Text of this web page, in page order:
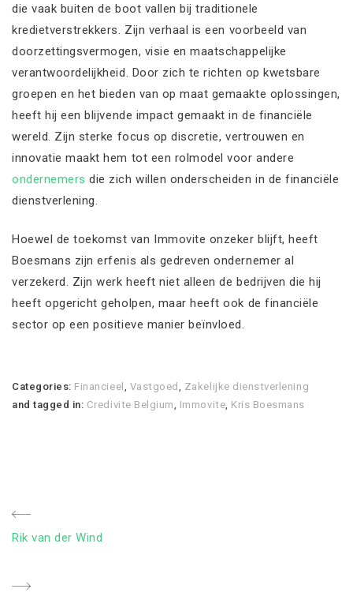
die vaak buiten de boot vallen bij traditionele
kredietverstrekkers. Zijn verhaal is een voorbeeld van
doorzettingsvermogen, visie en maatschappelijke
verantwoordelijkheid. Door zich te richten op kwetsbare
groepen en het bieden van op maat gemaakte oplossingen,
heeft hij een blijvende impact gemaakt in de financiële
wereld. Zijn sterke focus op discretie, vertrouwen en
innovatie maakt hem tot een rolmodel voor andere
ondernemers die zich willen onderscheiden in de financiële
dienstverlening.
Hoewel de toekomst van Immovite onzeker blijft, heeft
Boesmans zijn erfenis als gedreven ondernemer al
verzekerd. Zijn werk heeft niet alleen de bedrijven die hij
heeft opgericht geholpen, maar heeft ook de financiële
sector op een positieve manier beïnvloed.
Categories: Financieel Vastgoed
Zakelijke dienstverlening
and tagged in: Credivite Belgium Immovite Kris Boesmans
Bericht
Previous
Rik van der Wind